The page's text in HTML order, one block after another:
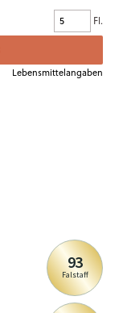
Fl.
Lebensmittelangaben
93
Falstaff